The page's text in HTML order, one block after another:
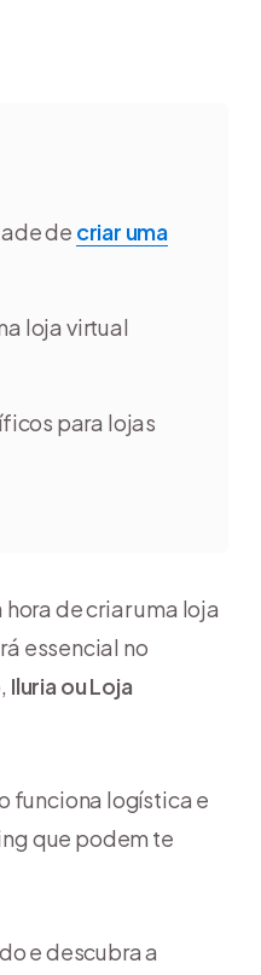
de criar uma
loja virtual
para lojas
de criar uma loja
essencial no
, Iluria ou Loja
funciona logística e
que podem te
e descubra a